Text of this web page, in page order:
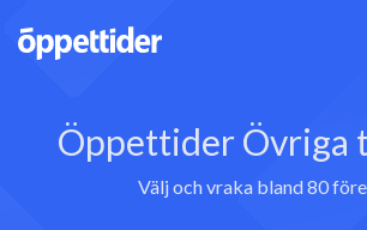
Öppettider Övriga
Välj och vraka bland 80